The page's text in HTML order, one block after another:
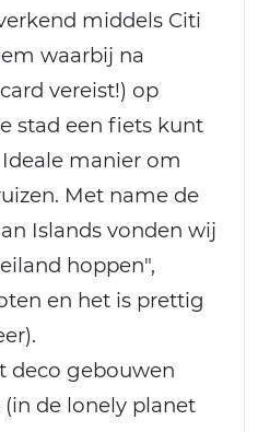
middels Citi
waarbij na
vereist!) op
stad een fiets kunt
manier om
Met name de
Islands vonden wij
hoppen",
en het is prettig
deco gebouwen
de lonely planet